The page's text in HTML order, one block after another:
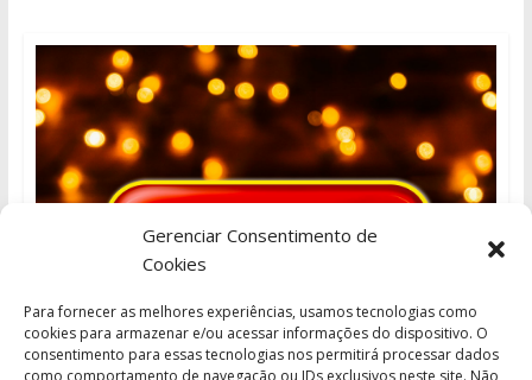
Gerenciar Consentimento de
Cookies
Para fornecer as melhores experiências, usamos tecnologias como
cookies para armazenar e/ou acessar informações do dispositivo. O
consentimento para essas tecnologias nos permitirá processar dados
como comportamento de navegação ou IDs exclusivos neste site. Não